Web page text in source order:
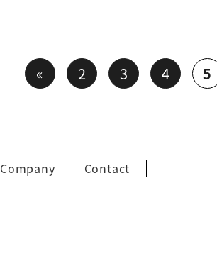
« 2 3 4 5
Company Contact